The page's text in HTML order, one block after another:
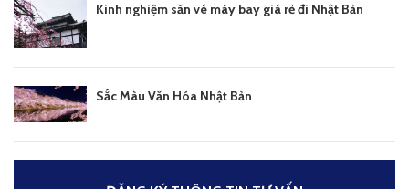
Kinh nghiệm săn vé máy bay giá rẻ đi Nhật Bản
Sắc Màu Văn Hóa Nhật Bản